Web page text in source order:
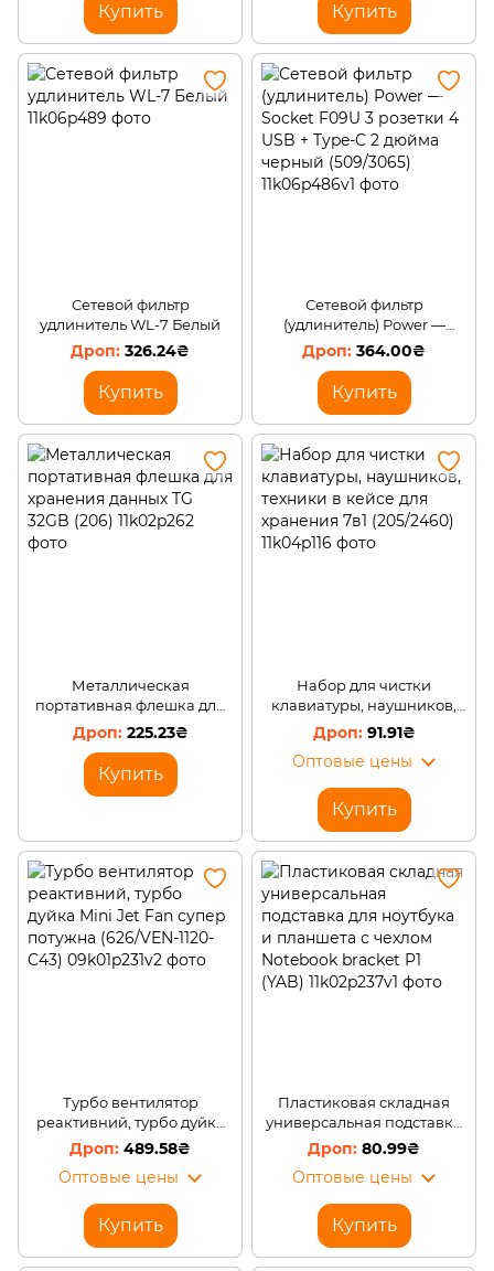
Купить Купить
Сетевой фильтр
удлинитель WL-7 Белый
326.24₴
Купить
Сетевой фильтр
(удлинитель) Power —
Socket F09U 3 розетки 4
USB + Type-C 2 дюйма
черный (509/3065)
364.00₴
Купить
Металлическая
портативная флешка для
хранения данных TG 32GB
225.23₴
Купить
Набор для чистки
клавиатуры, наушников,
техники в кейсе для
хранения 7в1 (205/2460)
91.91₴
Оптовые цены
Купить
Турбо вентилятор
реактивний, турбо дуйка
Mini Jet Fan супер потужна
(626/VEN-1120-C43)
489.58₴
Оптовые цены
Купить
Пластиковая складная
универсальная подставка
для ноутбука и планшета с
чехлом Notebook bracket
P1 (YAB)
80.99₴
Оптовые цены
Купить